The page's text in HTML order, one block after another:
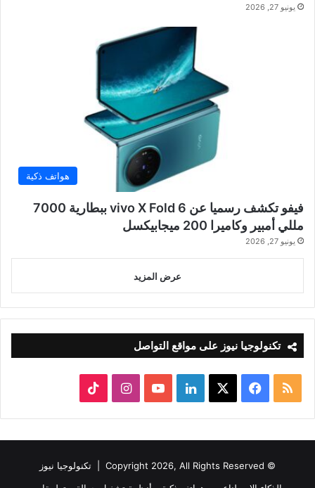
يونيو 27, 2026
هواتف ذكية
فيفو تكشف رسميا عن vivo X Fold 6 ببطارية 7000
مللي أمبير وكاميرا 200 ميجابيكسل
يونيو 27, 2026
عرض المزيد
تكنولوجيا نيوز على مواقع التواصل
ملخص
الموقع
RSS
فيسبوك لينكدإن‫YouTubeانستقرام
© Copyright 2026, All Rights Reserved |
تكنولوجيا نيوز